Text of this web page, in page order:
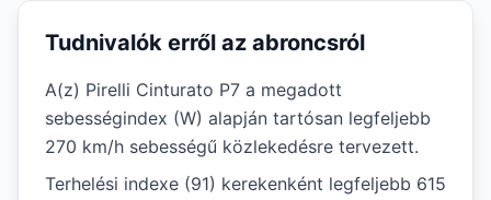
Tudnivalók erről az abroncsról
A(z) Pirelli Cinturato P7 a megadott
sebességindex (W) alapján tartósan legfeljebb
270 km/h sebességű közlekedésre tervezett.
Terhelési indexe (91) kerekenként legfeljebb 615